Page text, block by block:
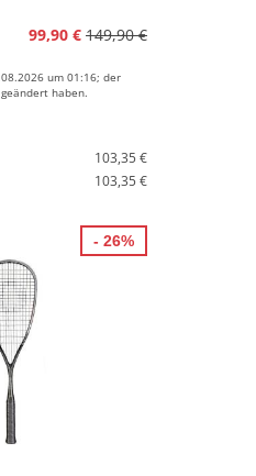
99,90 € 149,90 €
um 01:16; der
haben.
103,35 €
103,35 €
- 26%